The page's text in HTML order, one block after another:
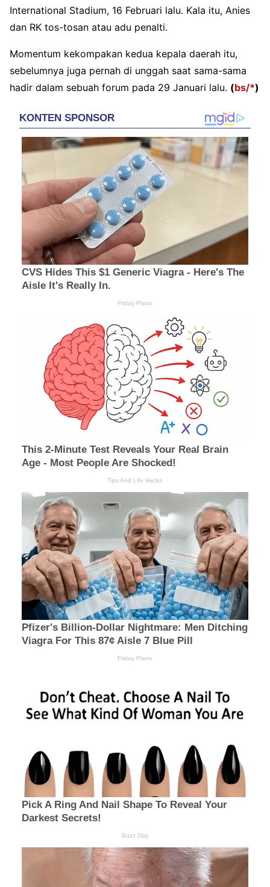
International Stadium, 16 Februari lalu. Kala itu, Anies
dan RK tos-tosan atau adu penalti.
Momentum kekompakan kedua kepala daerah itu,
sebelumnya juga pernah di unggah saat sama-sama
hadir dalam sebuah forum pada 29 Januari lalu. (bs/*)